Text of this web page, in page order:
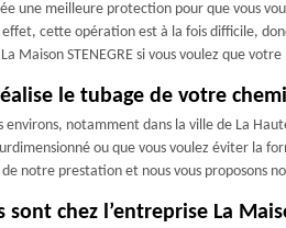
une meilleure protection pour que vous
effet, cette opération est à la fois difficile,
Maison STENEGRE si vous voulez que
le tubage de votre
notamment dans la ville de La
ou que vous voulez éviter la
notre prestation et nous vous proposons
chez l’entreprise La